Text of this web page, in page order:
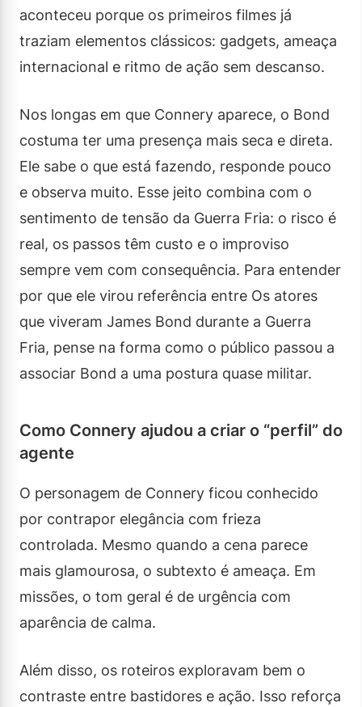
aconteceu porque os primeiros filmes já
traziam elementos clássicos: gadgets, ameaça
internacional e ritmo de ação sem descanso.
Nos longas em que Connery aparece, o Bond
costuma ter uma presença mais seca e direta.
Ele sabe o que está fazendo, responde pouco
e observa muito. Esse jeito combina com o
sentimento de tensão da Guerra Fria: o risco é
real, os passos têm custo e o improviso
sempre vem com consequência. Para entender
por que ele virou referência entre Os atores
que viveram James Bond durante a Guerra
Fria, pense na forma como o público passou a
associar Bond a uma postura quase militar.
Como Connery ajudou a criar o “perfil” do
agente
O personagem de Connery ficou conhecido
por contrapor elegância com frieza
controlada. Mesmo quando a cena parece
mais glamourosa, o subtexto é ameaça. Em
missões, o tom geral é de urgência com
aparência de calma.
Além disso, os roteiros exploravam bem o
contraste entre bastidores e ação. Isso reforça